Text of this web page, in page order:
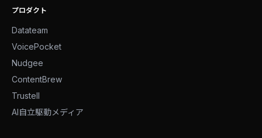
プロダクト
Datateam
VoicePocket
Nudgee
ContentBrew
Trustell
AI自立駆動メディア